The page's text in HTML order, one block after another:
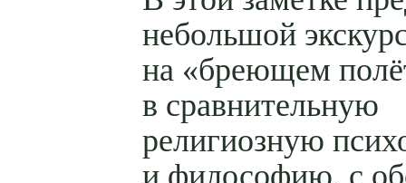
небольшой
на «бреющем
в сравнительную
религиозную
и философию, с